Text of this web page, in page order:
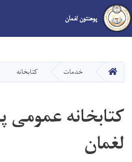
main
content
پوهنتون لغمان
صفحه اصلیخدمات کتابخانه
کتابخانه عمومی
لغمان